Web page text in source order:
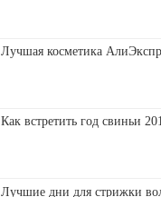
Лучшая косметика
Как встретить год свиньи
Лучшие дни для стрижки